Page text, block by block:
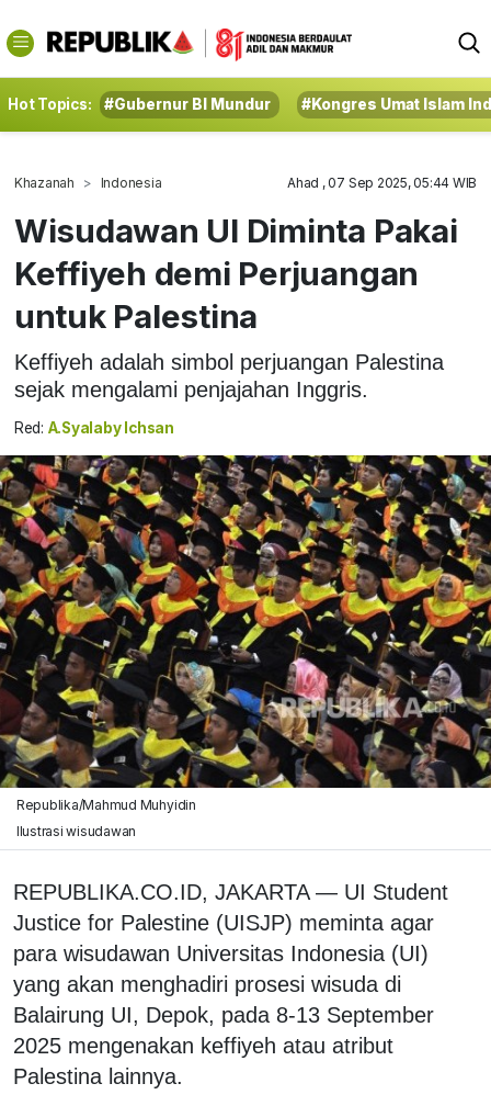
Hot Topics: #Gubernur BI Mundur #Kongres Umat Islam
Khazanah Indonesia Ahad , 07 Sep 2025, 05:44 WIB
Wisudawan UI Diminta Pakai
Keffiyeh demi Perjuangan
untuk Palestina
Keffiyeh adalah simbol perjuangan Palestina
sejak mengalami penjajahan Inggris.
Red: A.Syalaby Ichsan
Republika/Mahmud Muhyidin
Ilustrasi wisudawan
REPUBLIKA.CO.ID, JAKARTA — UI Student
Justice for Palestine (UISJP) meminta agar
para wisudawan Universitas Indonesia (UI)
yang akan menghadiri prosesi wisuda di
Balairung UI, Depok, pada 8-13 September
2025 mengenakan keffiyeh atau atribut
Palestina lainnya.